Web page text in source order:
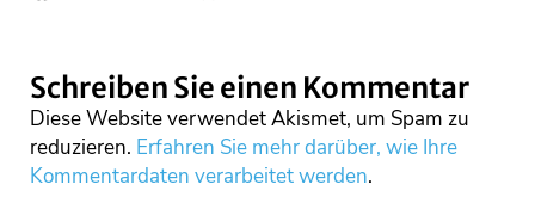
Schreiben Sie einen Kommentar
Diese Website verwendet Akismet, um Spam zu
reduzieren. Erfahren Sie mehr darüber, wie Ihre
Kommentardaten verarbeitet werden.